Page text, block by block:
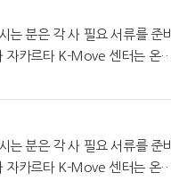
는 분은 각 사 필요 서류를 준비
다. https://cafe.naver.com/k
는 분은 각 사 필요 서류를 준비